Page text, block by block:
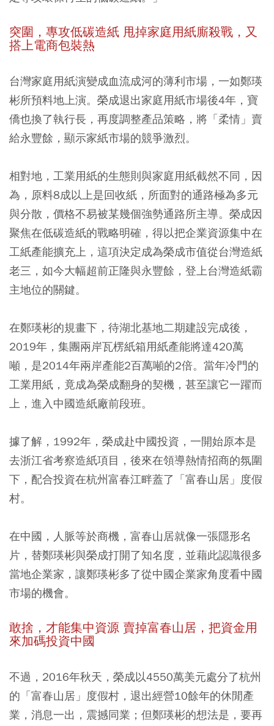
突圍，專攻低碳造紙 甩掉家庭用紙廝殺戰，又
搭上電商包裝熱
台灣家庭用紙演變成血流成河的薄利市場，一如鄭瑛
彬所預料地上演。榮成退出家庭用紙市場後4年，寶
僑也換了執行長，再度調整產品策略，將「柔情」賣
給永豐餘，顯示家紙市場的競爭激烈。
相對地，工業用紙的生態則與家庭用紙截然不同，因
為，原料8成以上是回收紙，所面對的通路極為多元
與分散，價格不易被某幾個強勢通路所主導。榮成因
聚焦在低碳造紙的戰略明確，得以把企業資源集中在
工紙產能擴充上，這項決定成為榮成市值從台灣造紙
老三，如今大幅超前正隆與永豐餘，登上台灣造紙霸
主地位的關鍵。
在鄭瑛彬的規畫下，待湖北基地二期建設完成後，
2019年，集團兩岸瓦楞紙箱用紙產能將達420萬
噸，是2014年兩岸產能2百萬噸的2倍。當年冷門的
工業用紙，竟成為榮成翻身的契機，甚至讓它一躍而
上，進入中國造紙廠前段班。
據了解，1992年，榮成赴中國投資，一開始原本是
去浙江省考察造紙項目，後來在領導熱情招商的氛圍
下，配合投資在杭州富春江畔蓋了「富春山居」度假
村。
在中國，人脈等於商機，富春山居就像一張隱形名
片，替鄭瑛彬與榮成打開了知名度，並藉此認識很多
當地企業家，讓鄭瑛彬多了從中國企業家角度看中國
市場的機會。
敢捨，才能集中資源 賣掉富春山居，把資金用
來加碼投資中國
不過，2016年秋天，榮成以4550萬美元處分了杭州
的「富春山居」度假村，退出經營10餘年的休閒產
業，消息一出，震撼同業；但鄭瑛彬的想法是，要再